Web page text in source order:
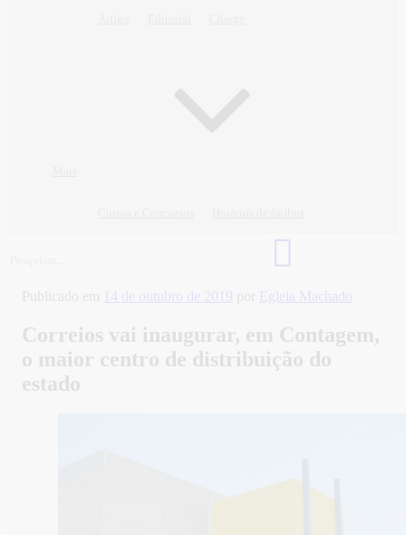
Publicado em 14 de outubro de 2019 por Egleia Machado
Correios vai inaugurar, em Contagem,
o maior centro de distribuição do
estado